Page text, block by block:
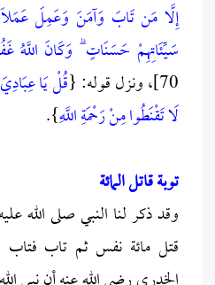
إِلَّا مَن تَابَ وَآمَنَ وَعَمِلَ عَمَلًا
سَيِّئَاتِهِمْ حَسَنَاتٍ ۗ وَكَانَ اللَّهُ
70]، ونزل قوله: {
قُلْ يَا
لَا تَقْنَطُوا مِنْ رَحْمَةِ اللَّهِ}.
توبة قاتل المائة
وقد ذكر لنا النبي صلى الله
قتل مائة نفس ثم تاب فتاب